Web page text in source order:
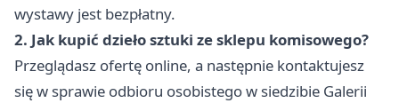
wystawy jest bezpłatny.
2. Jak kupić dzieło sztuki ze sklepu komisowego?
Przeglądasz ofertę online, a następnie kontaktujesz
się w sprawie odbioru osobistego w siedzibie Galerii